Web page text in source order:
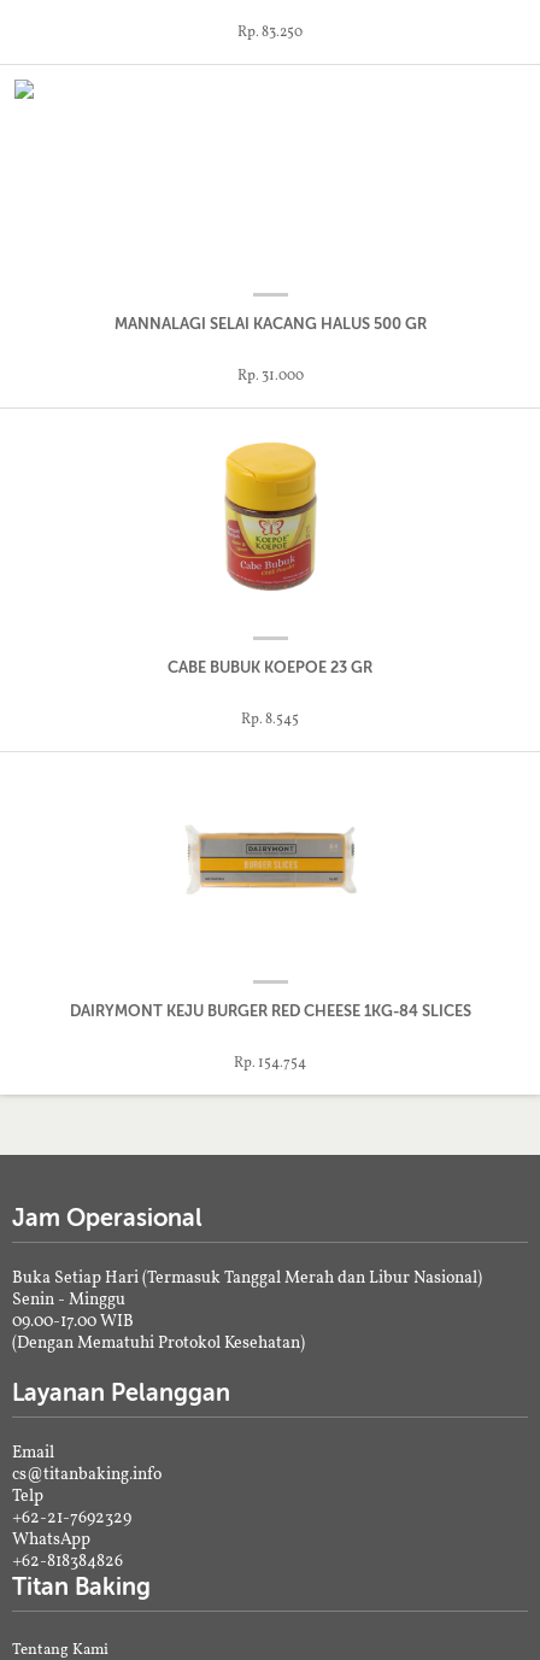
Rp. 83.250
MANNALAGI SELAI KACANG HALUS 500 GR
Rp. 31.000
CABE BUBUK KOEPOE 23 GR
Rp. 8.545
DAIRYMONT KEJU BURGER RED CHEESE 1KG-84 SLICES
Rp. 154.754
Jam Operasional
Buka Setiap Hari (Termasuk Tanggal Merah dan Libur Nasional)
Senin - Minggu
09.00-17.00 WIB
(Dengan Mematuhi Protokol Kesehatan)
Layanan Pelanggan
Email
cs@titanbaking.info
Telp
+62-21-7692329
WhatsApp
+62-818384826
Titan Baking
Tentang Kami